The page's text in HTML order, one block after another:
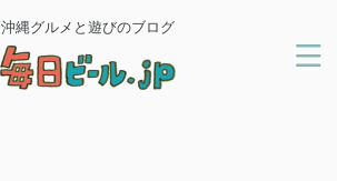
沖縄グルメと遊びのブログ